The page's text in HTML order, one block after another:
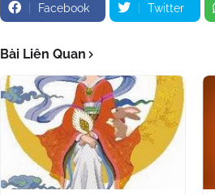
Facebook Twitter
Bài Liên Quan